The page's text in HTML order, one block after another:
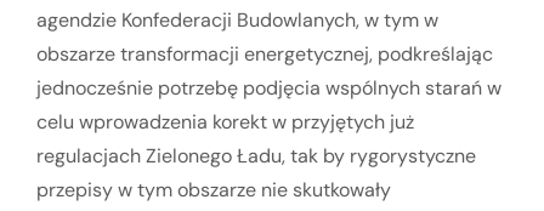
agendzie Konfederacji Budowlanych, w tym w
obszarze transformacji energetycznej, podkreślając
jednocześnie potrzebę podjęcia wspólnych starań w
celu wprowadzenia korekt w przyjętych już
regulacjach Zielonego Ładu, tak by rygorystyczne
przepisy w tym obszarze nie skutkowały